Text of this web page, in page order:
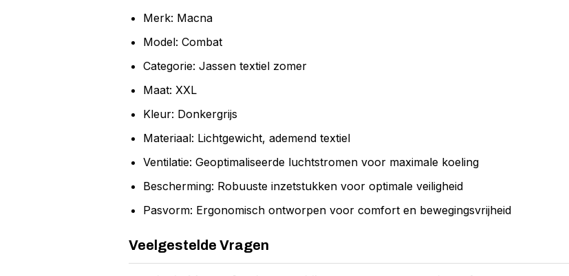
Merk: Macna
Model: Combat
Categorie: Jassen textiel zomer
Maat: XXL
Kleur: Donkergrijs
Materiaal: Lichtgewicht, ademend textiel
Ventilatie: Geoptimaliseerde luchtstromen voor maximale koeling
Bescherming: Robuuste inzetstukken voor optimale veiligheid
Pasvorm: Ergonomisch ontworpen voor comfort en bewegingsvrijheid
Veelgestelde Vragen